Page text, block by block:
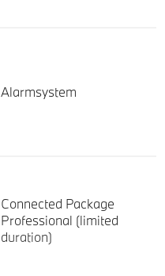
Alarmsystem
Connected Package
Professional (limited
duration)